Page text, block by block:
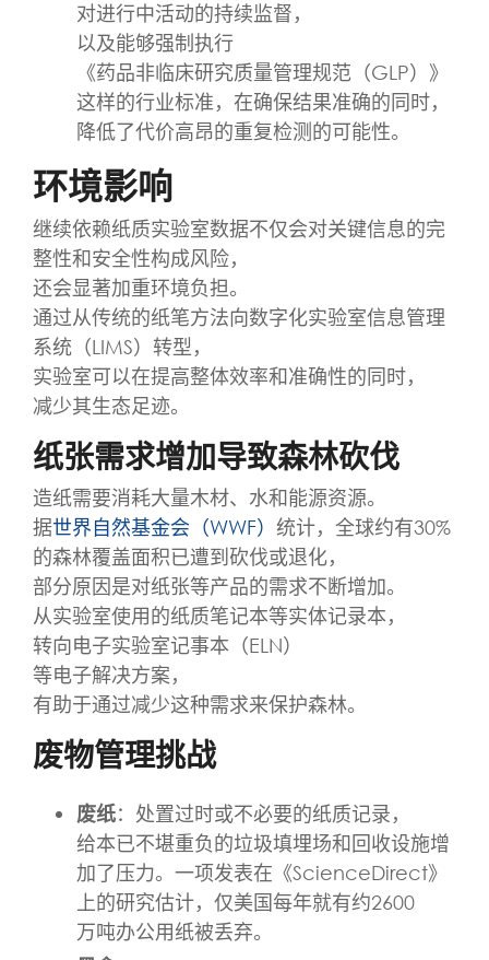
对进行中活动的持续监督，
以及能够强制执行
《药品非临床研究质量管理规范（GLP）》
这样的行业标准，在确保结果准确的同时，
降低了代价高昂的重复检测的可能性。
环境影响
继续依赖纸质实验室数据不仅会对关键信息的完
整性和安全性构成风险，
还会显著加重环境负担。
通过从传统的纸笔方法向数字化实验室信息管理
系统（LIMS）转型，
实验室可以在提高整体效率和准确性的同时，
减少其生态足迹。
纸张需求增加导致森林砍伐
造纸需要消耗大量木材、水和能源资源。
据世界自然基金会（WWF） 统计，全球约有30%
的森林覆盖面积已遭到砍伐或退化，
部分原因是对纸张等产品的需求不断增加。
从实验室使用的纸质笔记本等实体记录本，
转向电子实验室记事本（ELN）
等电子解决方案，
有助于通过减少这种需求来保护森林。
废物管理挑战
废纸：处置过时或不必要的纸质记录，
给本已不堪重负的垃圾填埋场和回收设施增
加了压力。一项发表在《ScienceDirect》
上的研究估计，仅美国每年就有约2600
万吨办公用纸被丢弃。